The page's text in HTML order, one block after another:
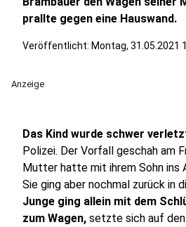
prallte gegen eine Hauswand.
Veröffentlicht: Montag, 31.05.2021
Anzeige
Das Kind wurde schwer
Polizei. Der Vorfall geschah am
Mutter hatte mit ihrem Sohn ins
Sie ging aber nochmal zurück in
Junge ging allein mit dem
zum Wagen, setzte sich auf